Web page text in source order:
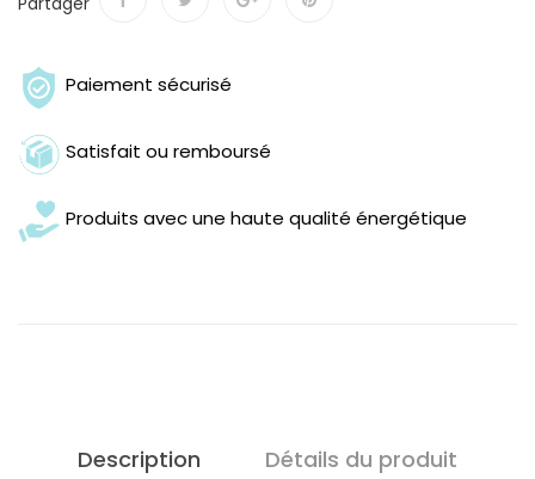
Paiement sécurisé
Satisfait ou remboursé
Produits avec une haute qualité énergétique
Description
Détails du produit